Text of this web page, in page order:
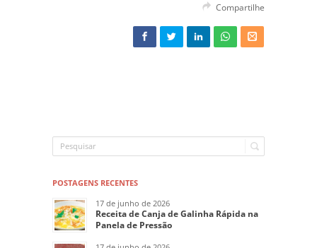
Compartilhe
POSTAGENS RECENTES
17 de junho de 2026
Receita de Canja de Galinha Rápida na
Panela de Pressão